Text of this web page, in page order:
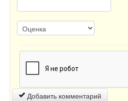
Добавить комментарий